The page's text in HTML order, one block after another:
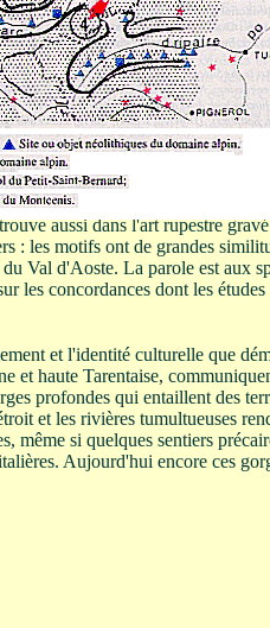
savoyard se trouve sur le
de la Doire Baltée, lui-même
comme en témoignent huit
de Chiomonte-la Maddalena
4000 à 3600 BC, ont la même
d'Aoste et du Val de Suse il
les chaînes orientées Ouest-Est ;
de la Tarentaise puis de
aussi dans l'art rupestre
: les motifs ont de grandes
Val d'Aoste. La parole est aux
les concordances dont les
et l'identité culturelle que
et haute Tarentaise,
profondes qui entaillent des
et les rivières tumultueuses
même si quelques sentiers
Aujourd'hui encore ces